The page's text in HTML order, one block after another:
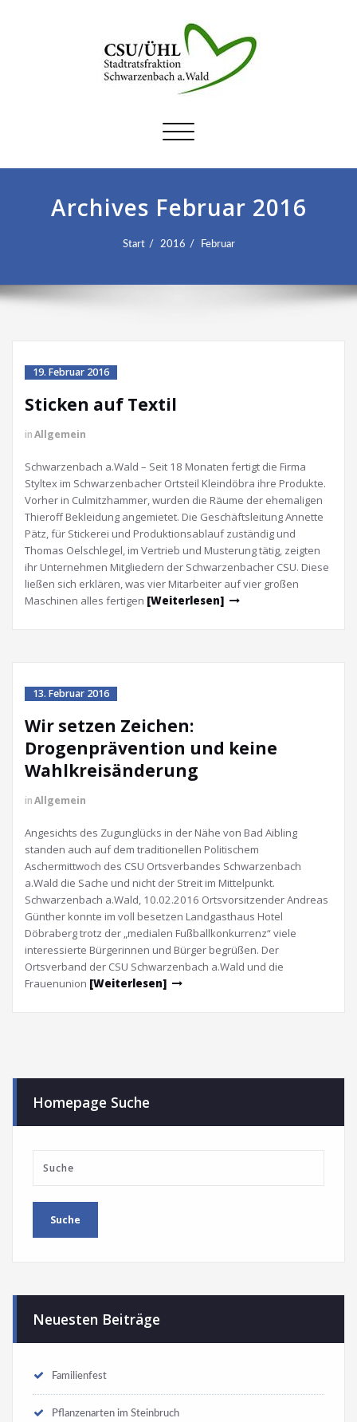
Schalte
Archives Februar 2016
Start 2016 Februar
19. Februar 2016
Sticken auf Textil
inAllgemein
Schwarzenbach a.Wald – Seit 18 Monaten fertigt die Firma
Styltex im Schwarzenbacher Ortsteil Kleindöbra ihre Produkte.
Vorher in Culmitzhammer, wurden die Räume der ehemaligen
Thieroff Bekleidung angemietet. Die Geschäftsleitung Annette
Pätz, für Stickerei und Produktionsablauf zuständig und
Thomas Oelschlegel, im Vertrieb und Musterung tätig, zeigten
ihr Unternehmen Mitgliedern der Schwarzenbacher CSU. Diese
ließen sich erklären, was vier Mitarbeiter auf vier großen
Maschinen alles fertigen [Weiterlesen]
13. Februar 2016
Wir setzen Zeichen:
Drogenprävention und keine
Wahlkreisänderung
inAllgemein
Angesichts des Zugunglücks in der Nähe von Bad Aibling
standen auch auf dem traditionellen Politischem
Aschermittwoch des CSU Ortsverbandes Schwarzenbach
a.Wald die Sache und nicht der Streit im Mittelpunkt.
Schwarzenbach a.Wald, 10.02.2016 Ortsvorsitzender Andreas
Günther konnte im voll besetzen Landgasthaus Hotel
Döbraberg trotz der „medialen Fußballkonkurrenz“ viele
interessierte Bürgerinnen und Bürger begrüßen. Der
Ortsverband der CSU Schwarzenbach a.Wald und die
Frauenunion [Weiterlesen]
Homepage Suche
Neuesten Beiträge
Familienfest
Pflanzenarten im Steinbruch